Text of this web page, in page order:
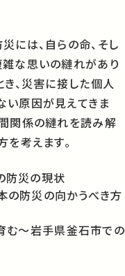
には、自らの命、そし
な思いの縺れがあり
き、災害に接した個人
原因が見えてきま
関係の縺れを読み解
を考えます。
防災の現状
防災の向かうべき方
〜岩手県釜石市での